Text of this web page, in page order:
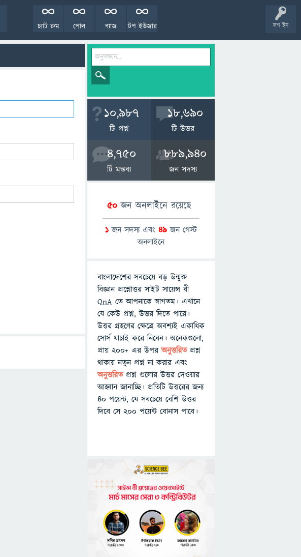
লগ ইন
টপ ইউজার
ব্যাজ
পোল
চ্যাট রুম
10,987
টি প্রশ্ন
18,690
টি উত্তর
4,750
টি মন্তব্য
889,940
জন সদস্য
50জন অনলাইনে রয়েছে
1 জন সদস্য এবং 49 জন গেস্ট
অনলাইনে
বাংলাদেশের সবচেয়ে বড় উন্মুক্ত
বিজ্ঞান প্রশ্নোত্তর সাইট সায়েন্স বী
QnA তে আপনাকে স্বাগতম। এখানে
যে কেউ প্রশ্ন, উত্তর দিতে পারে।
উত্তর গ্রহণের ক্ষেত্রে অবশ্যই একাধিক
সোর্স যাচাই করে নিবেন। অনেকগুলো,
প্রায় ২০০+ এর উপরঅনুত্তরিতপ্রশ্ন
থাকায় নতুন প্রশ্ন না করার এবং
অনুত্তরিত প্রশ্ন গুলোর উত্তর দেওয়ার
আহ্বান জানাচ্ছি। প্রতিটি উত্তরের জন্য
৪০ পয়েন্ট, যে সবচেয়ে বেশি উত্তর
দিবে সে ২০০ পয়েন্ট বোনাস পাবে।